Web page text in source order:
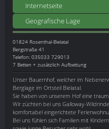
Internetseite
Geografische Lage
01824 Rosenthal-Bielatal
Bergstraße 41
Telefon: 035033 729013
7 Betten + zusätzlich Aufbettung
Unser Bauernhof, welcher im
Berglage im Ortsteil Bielatal.
Sie haben von unserem Hof eine
Wir züchten bei uns Galloway-
komfortabel eingerichtete
Bei uns fühlen sich Familien mit